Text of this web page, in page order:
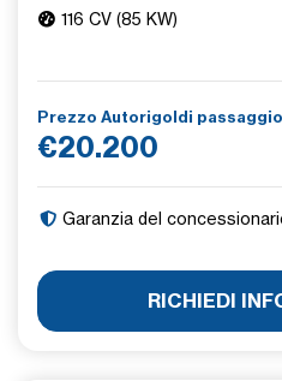
116 CV (85 KW)
Prezzo Autorigoldi
€20.200
Garanzia del
RICHIEDI